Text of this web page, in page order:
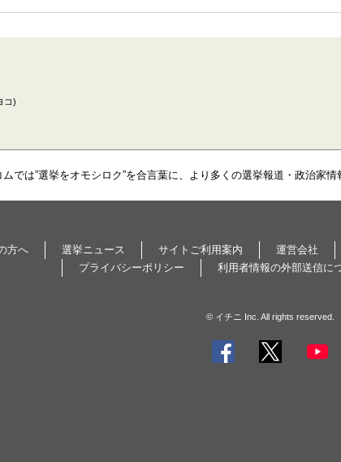
コ)
では”選挙をオモシロク”を合言葉に、より多くの選挙報道・政治家
方へ 選挙ニュース サイトご利用案内 運営会社
プライバシーポリシー
利用者情報の外部送信に
© イチニ Inc. All rights reserved.